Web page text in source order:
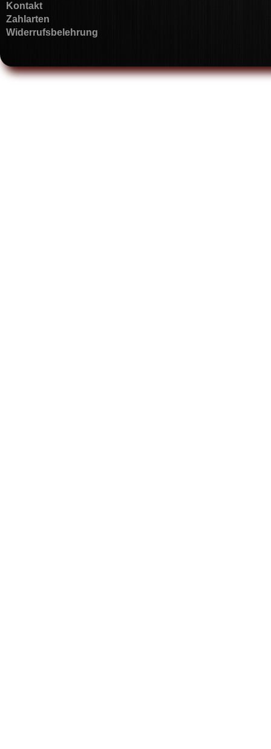
Kontakt
Zahlarten
Widerrufsbelehrung